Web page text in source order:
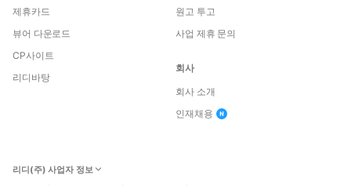
제휴카드
뷰어 다운로드
CP사이트
리디바탕
원고 투고
사업 제휴 문의
회사
회사 소개
인재채용
리디(주) 사업자 정보